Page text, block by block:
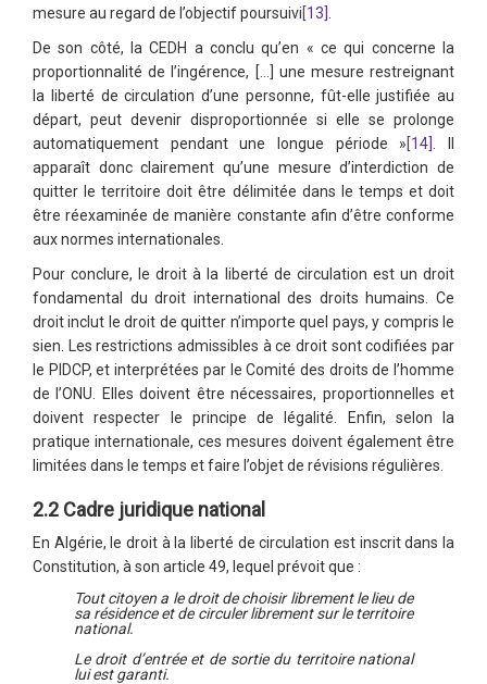
mesure au regard de l’objectif poursuivi[13] .
De son côté, la CEDH a conclu qu’en « ce qui concerne la
proportionnalité de l’ingérence, […] une mesure restreignant
la liberté de circulation d’une personne, fût-elle justifiée au
départ, peut devenir disproportionnée si elle se prolonge
automatiquement pendant une longue période »[14] . Il
apparaît donc clairement qu’une mesure d’interdiction de
quitter le territoire doit être délimitée dans le temps et doit
être réexaminée de manière constante afin d’être conforme
aux normes internationales.
Pour conclure, le droit à la liberté de circulation est un droit
fondamental du droit international des droits humains. Ce
droit inclut le droit de quitter n’importe quel pays, y compris le
sien. Les restrictions admissibles à ce droit sont codifiées par
le PIDCP, et interprétées par le Comité des droits de l’homme
de l’ONU. Elles doivent être nécessaires, proportionnelles et
doivent respecter le principe de légalité. Enfin, selon la
pratique internationale, ces mesures doivent également être
limitées dans le temps et faire l’objet de révisions régulières.
2.2 Cadre juridique national
En Algérie, le droit à la liberté de circulation est inscrit dans la
Constitution, à son article 49, lequel prévoit que :
Tout citoyen a le droit de choisir librement le lieu de
sa résidence et de circuler librement sur le territoire
national.
Le droit d’entrée et de sortie du territoire national
lui est garanti.